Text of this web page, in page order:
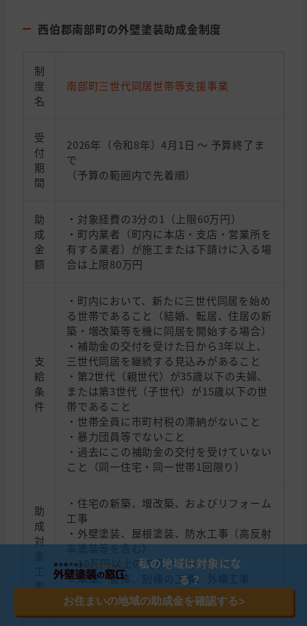
西伯郡南部町の外壁塗装助成金制度
制
度
名
南部町三世代同居世帯等支援事業
受
付
期
間
2026年（令和8年）4月1日 〜 予算終了ま
で
（予算の範囲内で先着順）
助
成
金
額
・対象経費の3分の1（上限60万円）
・町内業者（町内に本店・支店・営業所を
有する業者）が施工または下請けに入る場
合は上限80万円
支
給
条
件
・町内において、新たに三世代同居を始め
る世帯であること（結婚、転居、住居の新
築・増改築等を機に同居を開始する場合）
・補助金の交付を受けた日から3年以上、
三世代同居を継続する見込みがあること
・第2世代（親世代）が35歳以下の夫婦、
または第3世代（子世代）が15歳以下の世
帯であること
・世帯全員に市町村税の滞納がないこと
・暴力団員等でないこと
・過去にこの補助金の交付を受けていない
こと（同一住宅・同一世帯1回限り）
助
成
対
事
・住宅の新築、増改築、およびリフォーム
工事
・外壁塗装、屋根塗装、防水工事（高反射
率塗装等を含む）
・10万円以上の工事であること
※車庫、倉庫、別棟の工事、外構工事
（門・塀等）、家電製品の購入等は対象外
私の地域は対象にな
る？
お住まいの地域の助成金を確認する>